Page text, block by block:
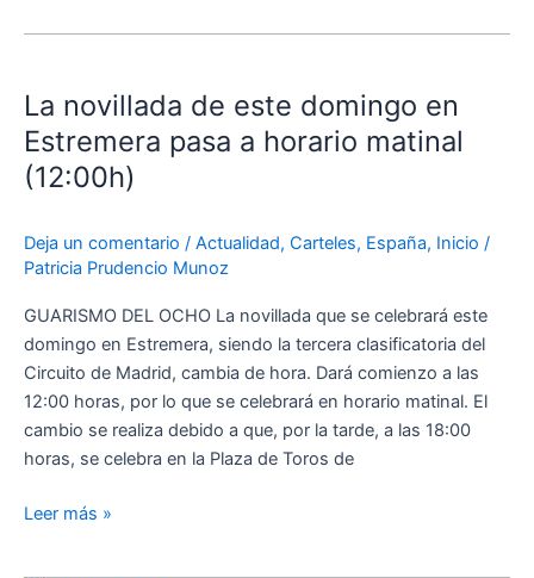
La novillada de este domingo en
Estremera pasa a horario matinal
(12:00h)
Deja un comentario / Actualidad, Carteles, España, Inicio /
Patricia Prudencio Munoz
GUARISMO DEL OCHO La novillada que se celebrará este
domingo en Estremera, siendo la tercera clasificatoria del
Circuito de Madrid, cambia de hora. Dará comienzo a las
12:00 horas, por lo que se celebrará en horario matinal. El
cambio se realiza debido a que, por la tarde, a las 18:00
horas, se celebra en la Plaza de Toros de
de
este
domingo
en
pasa
a
horario
matinal
(12:00h)
Leer más »